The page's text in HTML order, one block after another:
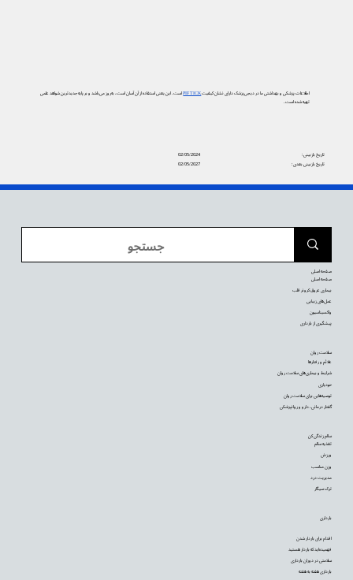
اطلاعات پزشکی و بهداشتی ما در دیجی‌پزشک دارای نشان کیفیتPIF TICKاست. این یعنی استفاده از آن آسان است، به‌روز می‌باشد و بر پایه جدیدترین شواهد علمی
تهیه شده است.
02/05/2024
تاریخ بازبینی:
02/05/2027
تاریخ بازبینی بعدی:
بارداری
اقدام برای باردار شدن
فهمیده‌اید که باردار هستید
سلامتی در دوران بارداری
بارداری هفته به هفته
سالم زندگی کن
تغذیه سالم
ورزش
وزن مناسب
مدیریت درد
ترک سیگار
سلامت روان
علائم و رفتارها
شرایط و بیماری‌های سلامت روان
خودیاری
توصیه‌‌هایی برای سلامت روان
گفتار درمانی، دارو و روانپزشکی
صفحه اصلی
صفحه اصلی
بیماری عروق کرونر قلب
عمل‌های زیبایی
واکسیناسیون
پیشگیری از بارداری